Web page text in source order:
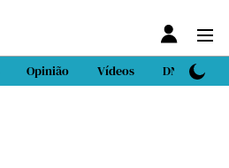
Opinião Vídeos DN Sport